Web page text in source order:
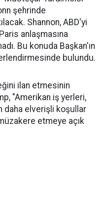
şehrinde
Shannon, ABD'yi
anlaşmasına
Bu konuda Başkan'ın
bulundu.
ilan etmesinin
"Amerikan iş yerleri,
daha elverişli koşullar
etmeye açık